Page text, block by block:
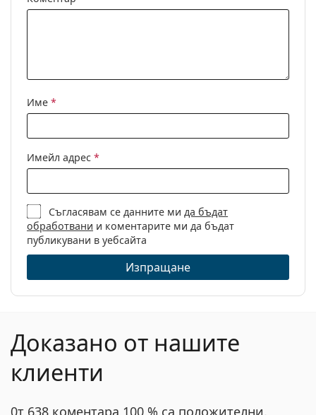
Клип-он:
Аксесоари
Кутия:
Да
Да
Други
Пол:
Дамски
Категория:
Esprit
Код:
ET33459 508 53
Име *
Имейл адрес *
Съгласявам се данните ми да бъдат
обработвани и коментарите ми да бъдат
публикувани в уебсайта
Изпращане
Доказано от нашите
клиенти
0т 638 коментара 100 % са положителни.